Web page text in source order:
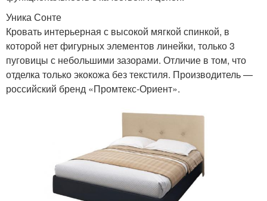
Уника Сонте
Кровать интерьерная с высокой мягкой спинкой, в
которой нет фигурных элементов линейки, только 3
пуговицы с небольшими зазорами. Отличие в том, что
отделка только экокожа без текстиля. Производитель —
российский бренд «Промтекс-Ориент».